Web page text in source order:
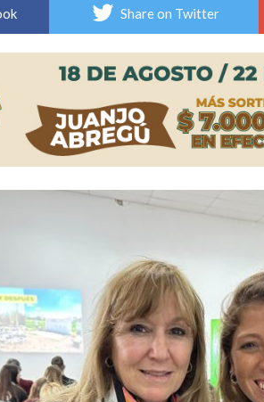
mesa de lectura sobre literatura japonesa en la
dejó su huella en la peña de Casino Melincué
Share on Twitter